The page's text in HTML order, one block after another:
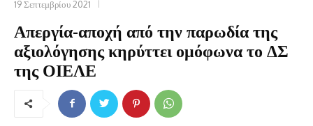
19 Σεπτεμβρίου 2021
Απεργία-αποχή από την παρωδία της
αξιολόγησης κηρύττει ομόφωνα το ΔΣ
της ΟΙΕΛΕ